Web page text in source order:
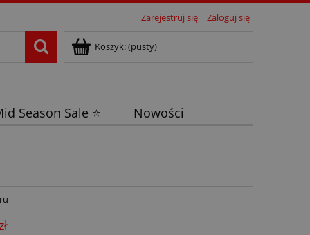
Zarejestruj się Zaloguj się
Koszyk:(pusty)
Season Sale ⭐ Nowości